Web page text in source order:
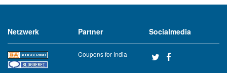
Netzwerk Partner
Coupons for India
Socialmedia